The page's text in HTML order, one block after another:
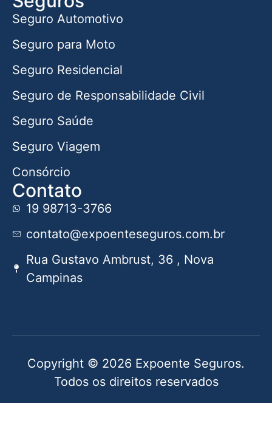
Seguro Automotivo
Seguro para Moto
Seguro Residencial
Seguro de Responsabilidade Civil
Seguro Saúde
Seguro Viagem
Consórcio
Contato
19 98713-3766
contato@expoenteseguros.com.br
Rua Gustavo Ambrust, 36 , Nova
Campinas
Copyright © 2026 Expoente Seguros.
Todos os direitos reservados